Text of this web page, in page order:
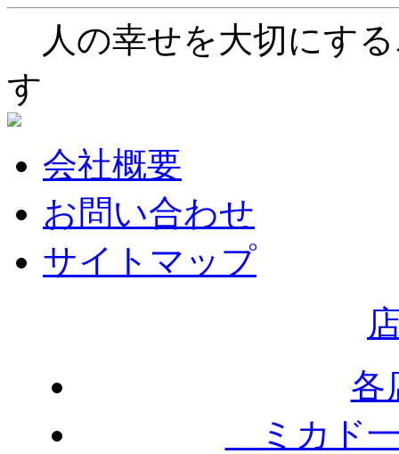
人の幸せを大切にす
す
会社概要
お問い合わせ
サイトマップ
各
ミカド